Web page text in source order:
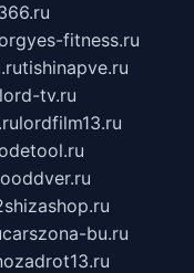
yes-fitness.ru
tishinapve.ru
lord-tv.ru
lordfilm13.ru
carszona-bu.ru